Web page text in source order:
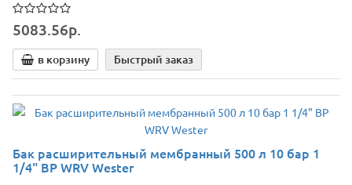
5083.56р.
в корзину Быстрый заказ
Бак расширительный мембранный 500 л 10 бар 1
1/4" ВР WRV Wester